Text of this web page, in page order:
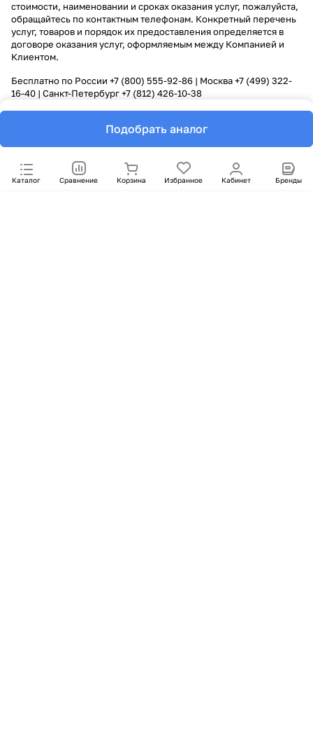
Подобрать аналог
Каталог Сравнение Корзина Избранное Кабинет Бренды
стоимости, наименовании и сроках оказания услуг, пожалуйста,
обращайтесь по контактным телефонам. Конкретный перечень
услуг, товаров и порядок их предоставления определяется в
договоре оказания услуг, оформляемым между Компанией и
Клиентом.
Бесплатно по России +7 (800) 555-92-86 | Москва+7 (499) 322-
16-40 | Санкт-Петербург+7 (812) 426-10-38